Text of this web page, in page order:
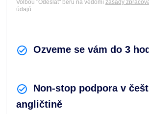
Ozveme se vám do 3
Non-stop podpora v
angličtině
Volbou "Odeslat" beru na vědomí zásady
údajů.